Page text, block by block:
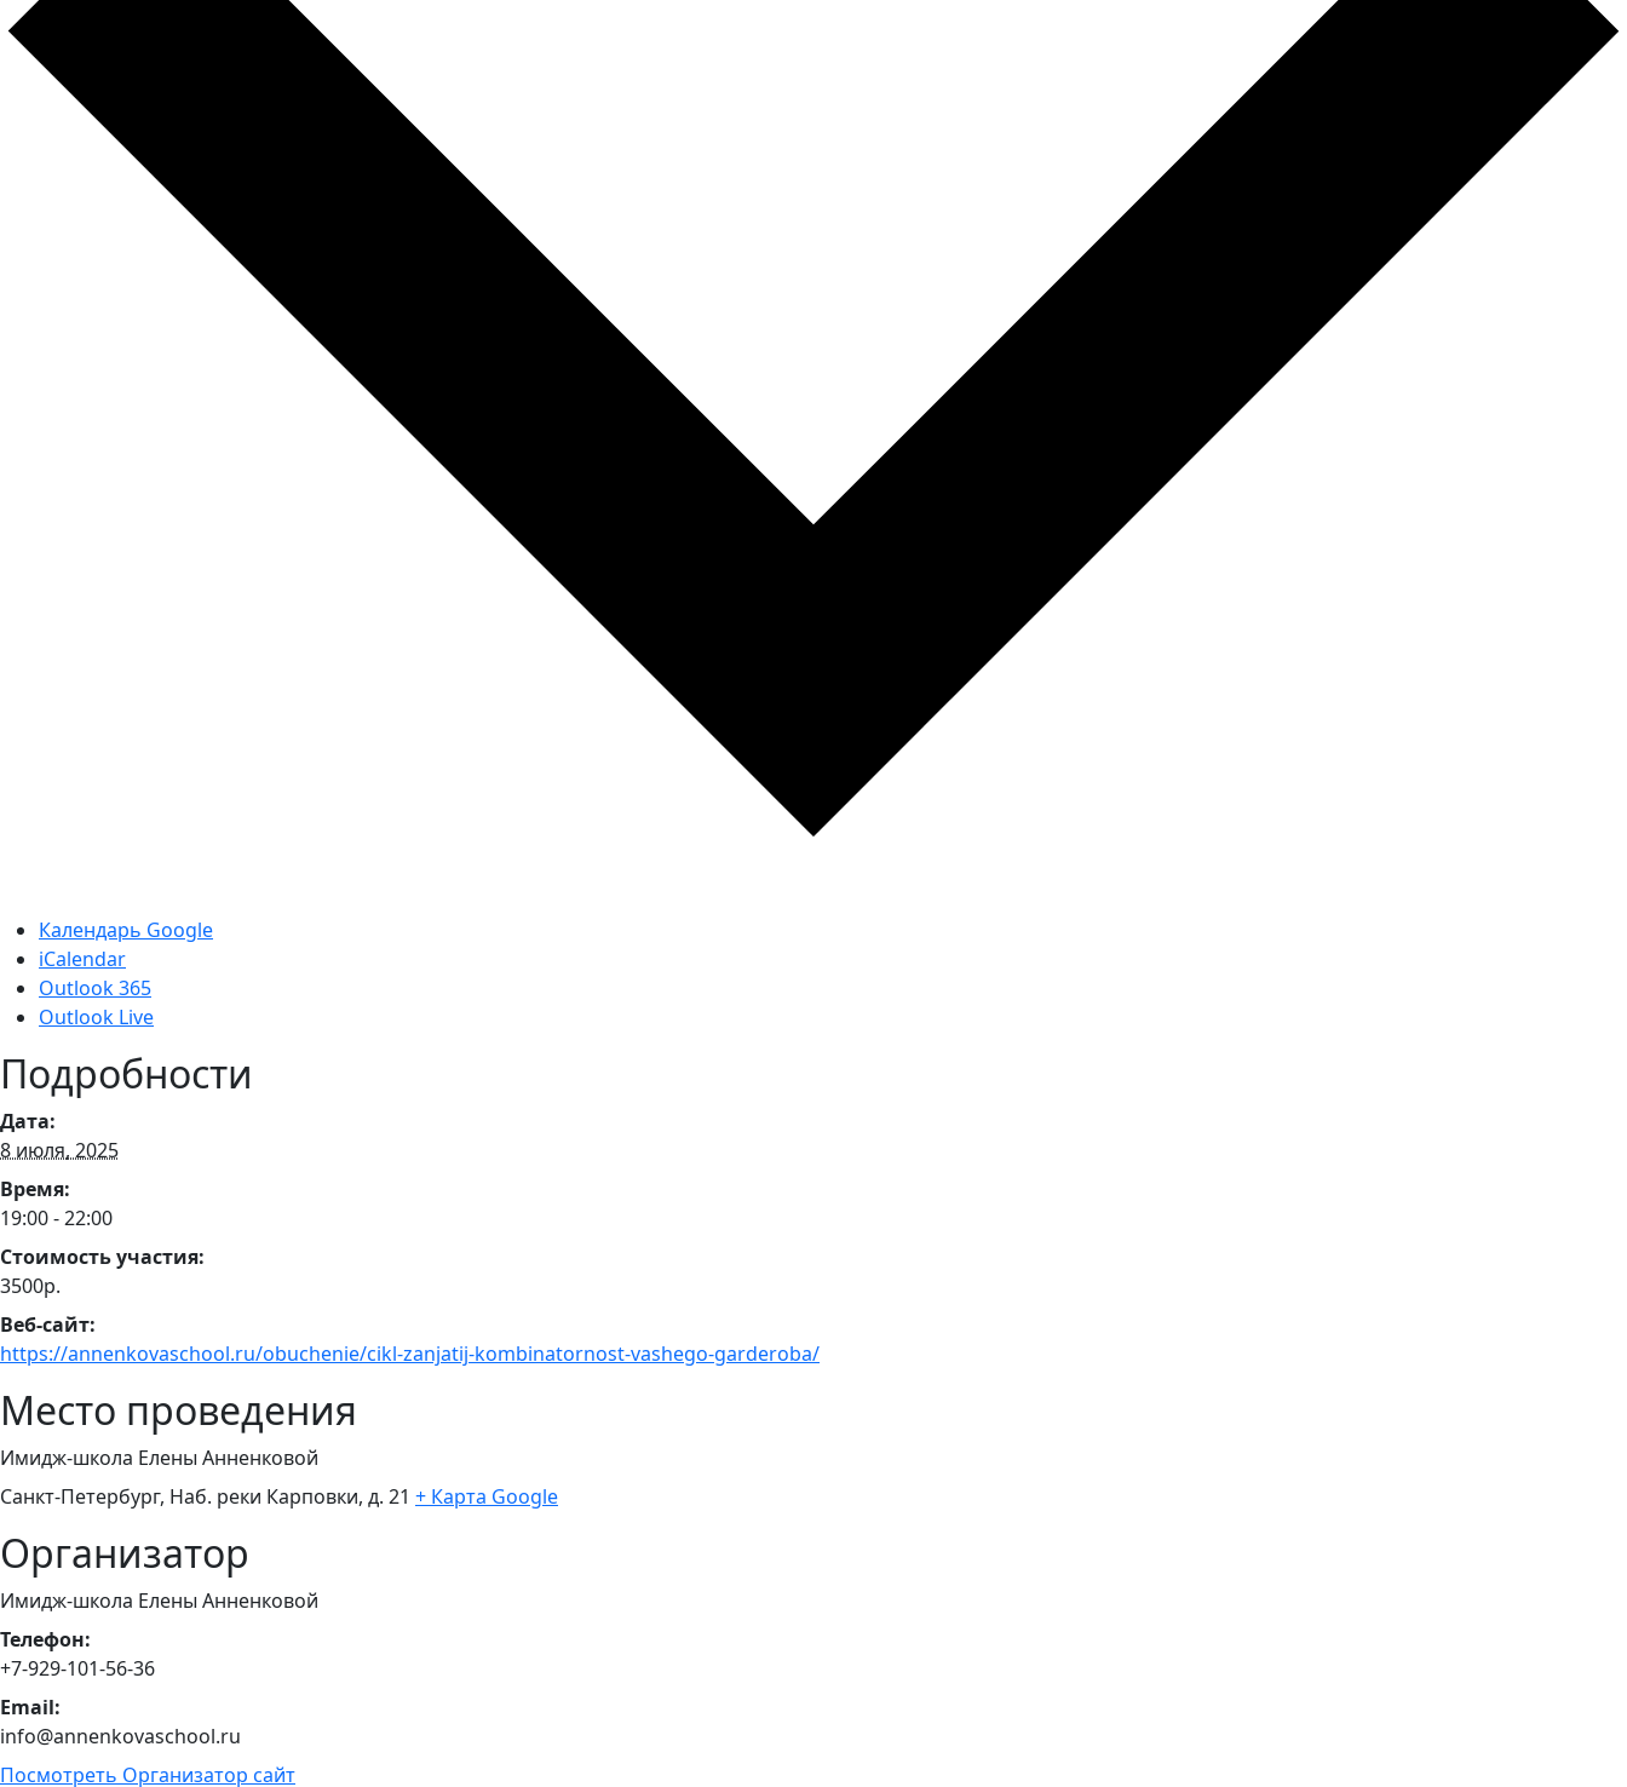
Календарь Google
iCalendar
Outlook 365
Outlook Live
Подробности
Дата:
8 июля, 2025
Время:
19:00 - 22:00
Стоимость участия:
3500р.
Веб-сайт:
https://annenkovaschool.ru/obuchenie/cikl-zanjatij-kombinatornost-vashego-garderoba/
Место проведения
Имидж-школа Елены Анненковой
Санкт-Петербург, Наб. реки Карповки, д. 21 + Карта Google
Организатор
Имидж-школа Елены Анненковой
Телефон:
+7-929-101-56-36
Email:
info@annenkovaschool.ru
Посмотреть Организатор сайт